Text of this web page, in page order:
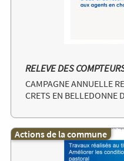
RELEVE DES
CAMPAGNE ANNUELLE
CRETS EN
Actions de la commune